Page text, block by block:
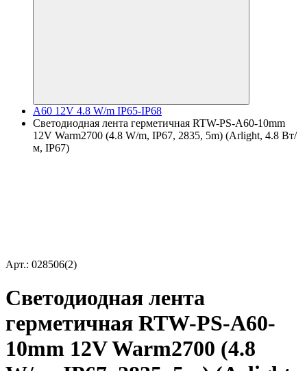
A60 12V 4.8 W/m IP65-IP68
Светодиодная лента герметичная RTW-PS-A60-10mm
12V Warm2700 (4.8 W/m, IP67, 2835, 5m) (Arlight, 4.8 Вт/
м, IP67)
Арт.: 028506(2)
Светодиодная лента
герметичная RTW-PS-A60-
10mm 12V Warm2700 (4.8